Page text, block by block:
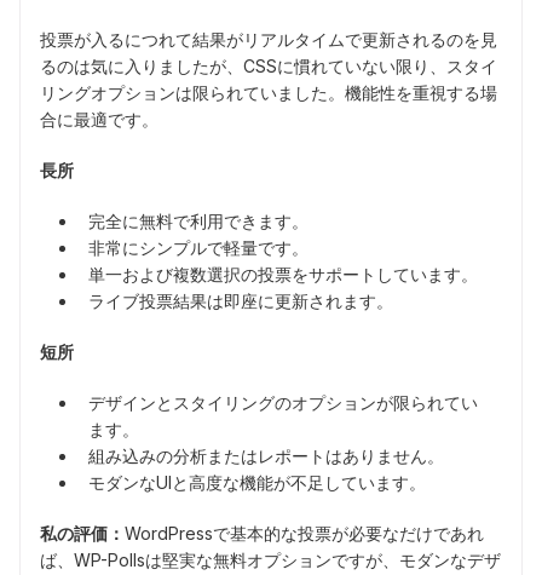
投票が入るにつれて結果がリアルタイムで更新されるのを見
るのは気に入りましたが、CSSに慣れていない限り、スタイ
リングオプションは限られていました。機能性を重視する場
合に最適です。
長所
完全に無料で利用できます。
非常にシンプルで軽量です。
単一および複数選択の投票をサポートしています。
ライブ投票結果は即座に更新されます。
短所
デザインとスタイリングのオプションが限られてい
ます。
組み込みの分析またはレポートはありません。
モダンなUIと高度な機能が不足しています。
私の評価： WordPressで基本的な投票が必要なだけであれ
ば、WP-Pollsは堅実な無料オプションですが、モダンなデザ